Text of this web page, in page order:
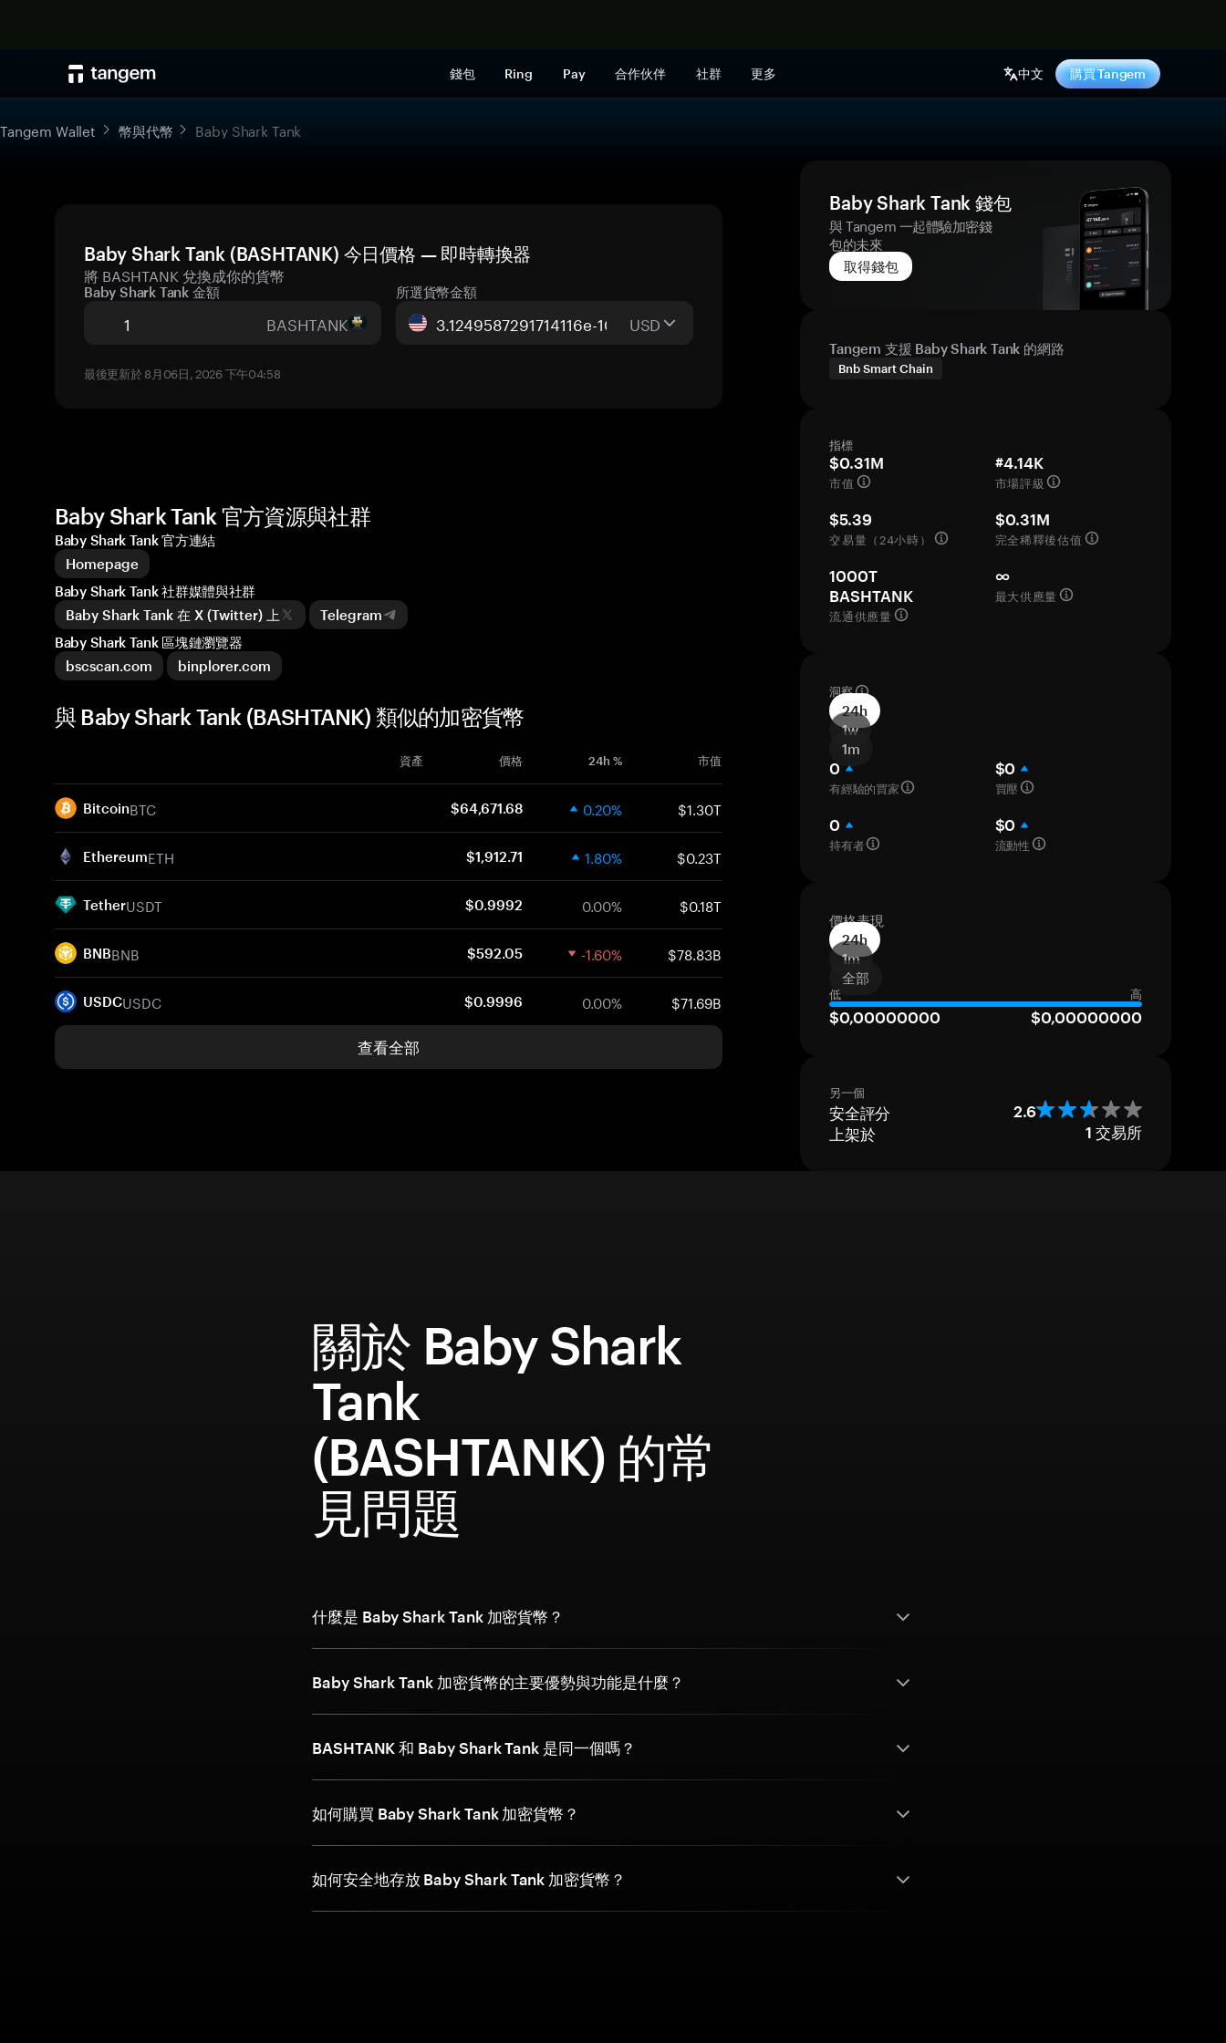
錢包 Ring Pay 合作伙伴 社群 更多 中文 購買 Tangem
Tangem Wallet 幣與代幣 Baby Shark Tank
Baby Shark Tank (BASHTANK) 今日價格 — 即時轉換器
將 BASHTANK 兌換成你的貨幣
Baby Shark Tank 金額
BASHTANK
所選貨幣金額
USD
最後更新於 8月06日, 2026 下午04:58
Baby Shark Tank 錢包
與 Tangem 一起體驗加密錢
包的未來
取得錢包
Tangem 支援 Baby Shark Tank 的網路
Bnb Smart Chain
指標
$0.31M
市值
#4.14K
市場評級
$5.39
交易量（24小時）
$0.31M
完全稀釋後估值
1000T
BASHTANK
流通供應量
∞
最大供應量
洞察
24h
1w
1m
0
有經驗的買家
$0
買壓
0
持有者
$0
流動性
價格表現
24h
1m
全部
低 高
$0,00000000 $0,00000000
另一個
安全評分 2.6
上架於 1 交易所
Baby Shark Tank 官方資源與社群
Baby Shark Tank 官方連結
Homepage
Baby Shark Tank 社群媒體與社群
Baby Shark Tank 在 X (Twitter) 上
Telegram
Baby Shark Tank 區塊鏈瀏覽器
bscscan.com
binplorer.com
與 Baby Shark Tank (BASHTANK) 類似的加密貨幣
資產 價格 24h % 市值
BitcoinBTC $64,671.68 0.20% $1.30T
EthereumETH $1,912.71 1.80% $0.23T
TetherUSDT $0.9992 0.00% $0.18T
BNBBNB $592.05 -1.60% $78.83B
USDCUSDC $0.9996 0.00% $71.69B
查看全部
關於 Baby Shark
Tank
(BASHTANK) 的常
見問題
什麼是 Baby Shark Tank 加密貨幣？
Baby Shark Tank 加密貨幣的主要優勢與功能是什麼？
BASHTANK 和 Baby Shark Tank 是同一個嗎？
如何購買 Baby Shark Tank 加密貨幣？
如何安全地存放 Baby Shark Tank 加密貨幣？